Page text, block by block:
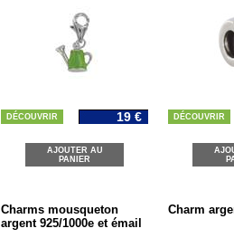
DÉCOUVRIR 19 €
AJOUTER AU
PANIER
DÉCOUVRIR
Charms mousqueton
argent 925/1000e et émail
Charm